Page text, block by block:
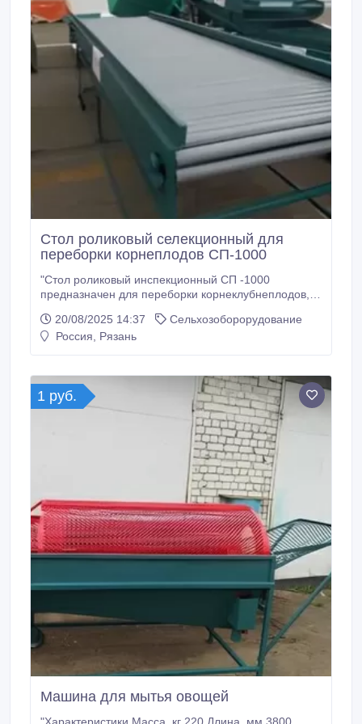
Стол роликовый селекционный для
переборки корнеплодов СП-1000
"Стол роликовый инспекционный СП -1000
предназначен для переборки корнеклубнеплодов, а
Производительность 2-15 тонн в час.
Электропотребление 0, 5-1, 5 кВт. Масса – 100-400
20/08/2025 14:37
Сельхозоборорудование
Россия, Рязань
1 руб.
Машина для мытья овощей